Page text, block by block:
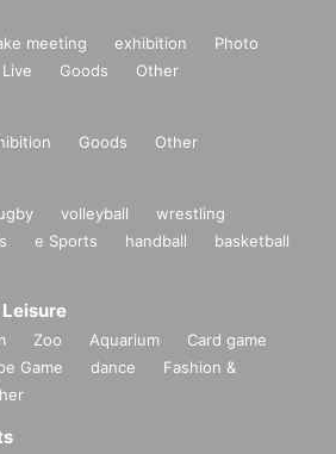
meeting exhibition
Photo
Live Goods Other
Goods Other
volleyball
wrestling
e Sports handball
basketball
Zoo Aquarium
Card game
Game dance
Fashion &